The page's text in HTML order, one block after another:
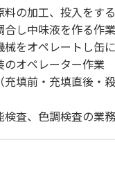
の加工、投入をす
し中味液を作る作業
をオペレートし缶
オペレーター作業
填前・充填直後・
査、色調検査の業